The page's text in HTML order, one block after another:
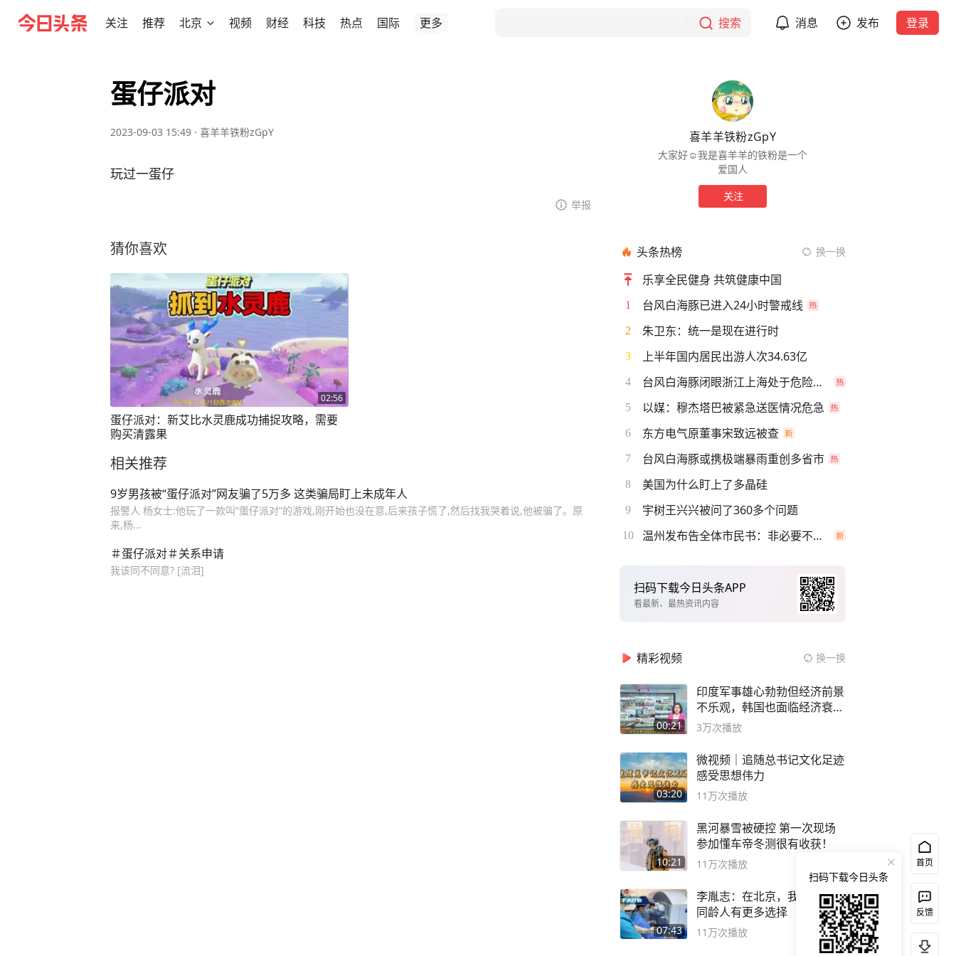
关注 推荐 北京 视频 财经 科技 热点 国际 更多 搜索 消息 发布 登录
蛋仔派对
2023-09-03 15:49 · 喜羊羊铁粉zGpY
玩过一蛋仔
举报
猜你喜欢
02:56
蛋仔派对：新艾比水灵鹿成功捕捉攻略，需要
购买清露果
相关推荐
9岁男孩被“蛋仔派对”网友骗了5万多 这类骗局盯上未成年人
报警人 杨女士:他玩了一款叫“蛋仔派对”的游戏,刚开始也没在意,后来孩子慌了,然后找我哭着说,他被骗了。原
来,杨...
＃蛋仔派对＃关系申请
我该同不同意? [流泪]
喜羊羊铁粉zGpY
大家好☺我是喜羊羊的铁粉是一个
爱国人
关注
头条热榜 换一换
乐享全民健身 共筑健康中国
1 台风白海豚已进入24小时警戒线
2 朱卫东：统一是现在进行时
3 上半年国内居民出游人次34.63亿
4 台风白海豚闭眼浙江上海处于危险半圆
5 以媒：穆杰塔巴被紧急送医情况危急
6 东方电气原董事宋致远被查
7 台风白海豚或携极端暴雨重创多省市
8 美国为什么盯上了多晶硅
9 宇树王兴兴被问了360多个问题
10 温州发布告全体市民书：非必要不外出
扫码下载今日头条APP
看最新、最热资讯内容
精彩视频 换一换
00:21
印度军事雄心勃勃但经济前景
不乐观，韩国也面临经济衰退
风险
3万次播放
03:20
微视频｜追随总书记文化足迹
感受思想伟力
11万次播放
10:21
黑河暴雪被硬控 第一次现场
参加懂车帝冬测很有收获！
11万次播放
07:43
李胤志：在北京，我比台湾的
同龄人有更多选择
11万次播放
首页
反馈
扫码下载今日头条